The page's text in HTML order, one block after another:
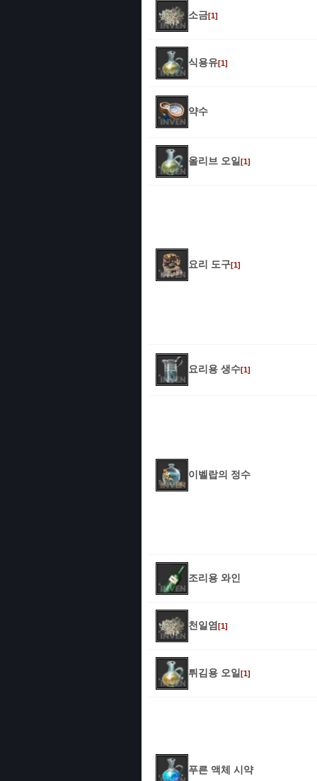
소금[1]
식용유[1]
약수
올리브 오일 [1]
요리 도구[1]
요리용 생수[1]
이벨랍의 정수
조리용 와인
천일염 [1]
튀김용 오일 [1]
푸른 액체 시약